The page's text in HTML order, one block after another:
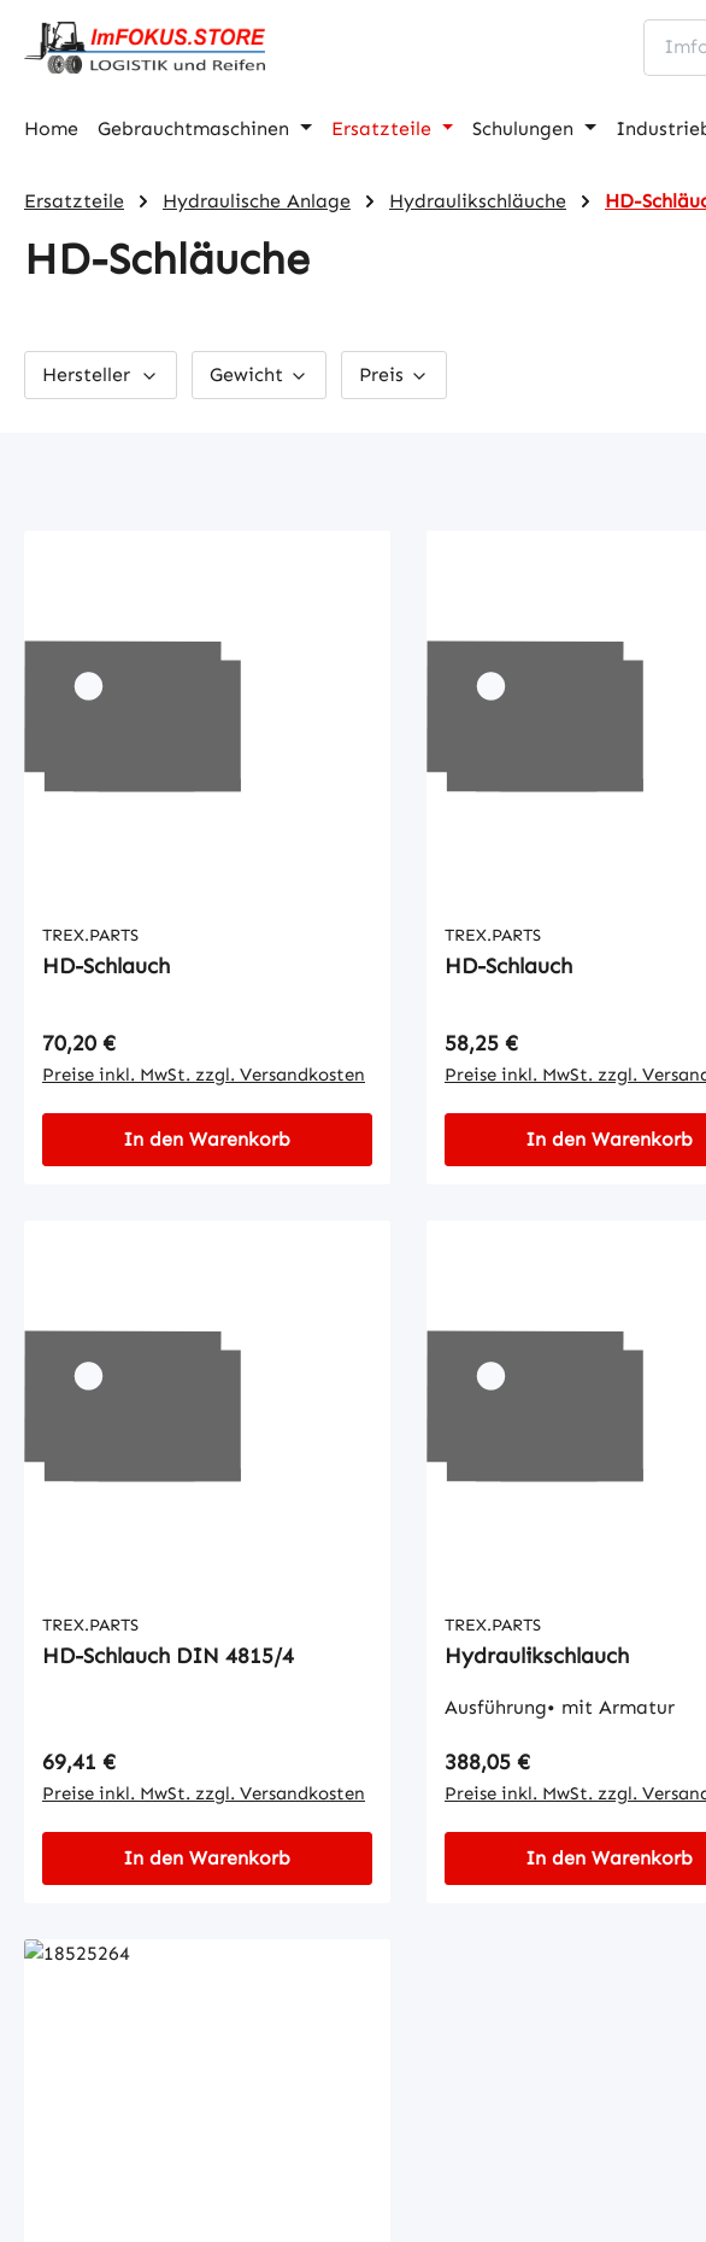
Hauptinhalt springen
Zur Suche springen
Zur Hauptnavigation springen
Home Gebrauchtmaschinen Ersatzteile Schulungen
Ersatzteile Hydraulische Anlage Hydraulikschläuche HD-
HD-Schläuche
Hersteller Gewicht Preis
TREX.PARTS
HD-Schlauch
Regulärer Preis:
70,20 €
Preise inkl. MwSt. zzgl. Versandkosten
In den Warenkorb
TREX.PARTS
HD-Schlauch
Regulärer Preis:
58,25 €
Preise inkl. MwSt. zzgl.
In den Warenkorb
TREX.PARTS
HD-Schlauch DIN 4815/4
Regulärer Preis:
69,41 €
Preise inkl. MwSt. zzgl. Versandkosten
In den Warenkorb
TREX.PARTS
Hydraulikschlauch
Ausführung• mit Armatur
Regulärer Preis:
388,05 €
Preise inkl. MwSt. zzgl.
In den Warenkorb